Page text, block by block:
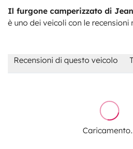
Il furgone camperizzato di
è uno dei veicoli con le recensioni
Recensioni di questo veicolo